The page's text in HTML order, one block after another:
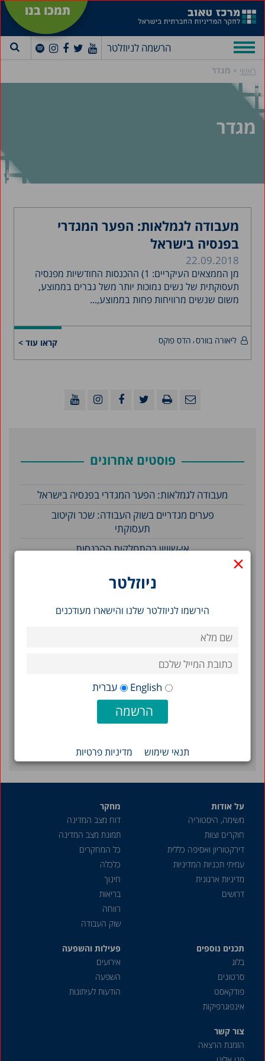
תמכו בנו
הרשמה לניוזלטר
×
ניוזלטר
הירשמו לניוזלטר שלנו והישארו מעודכנים
English עברית
תנאי שימוש מדיניות פרטיות
ראשי » מגדר
מגדר
מעבודה לגמלאות: הפער המגדרי
בפנסיה בישראל
22.09.2018
מן הממצאים העיקריים: 1) ההכנסות החודשיות מפנסיה
תעסוקתית של נשים נמוכות יותר משל גברים בממוצע,
משום שנשים מרוויחות פחות בממוצע,...
קראו עוד > ליאורה בוורס הדס פוקס
פוסטים אחרונים
מעבודה לגמלאות: הפער המגדרי בפנסיה בישראל
פערים מגדריים בשוק העבודה: שכר וקיטוב
תעסוקתי
אי-שוויון בהתחלקות ההכנסות
סינון לפי תאריך
ספטמבר 2013
דצמבר 2009
מרץ 2001
פברואר 2001
על אודות
משימה, היסטוריה
חוקרים וצוות
דירקטוריון ואסיפה כללית
עמיתי תכניות המדיניות
מדיניות ארגונית
דרושים
מחקר
דוח מצב המדינה
תמונת מצב המדינה
כל המחקרים
כלכלה
חינוך
בריאות
רווחה
שוק העבודה
תכנים נוספים
בלוג
סרטונים
פודקאסט
אינפוגרפיקות
פעילות והשפעה
אירועים
השפעה
הודעות לעיתונות
צור קשר
הזמנת הרצאה